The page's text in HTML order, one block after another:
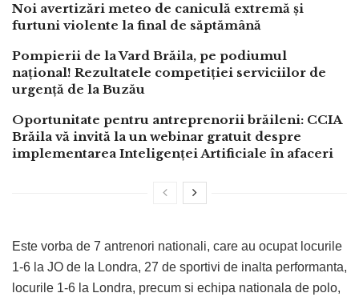
Noi avertizări meteo de caniculă extremă și
furtuni violente la final de săptămână
Pompierii de la Vard Brăila, pe podiumul
național! Rezultatele competiției serviciilor de
urgență de la Buzău
Oportunitate pentru antreprenorii brăileni: CCIA
Brăila vă invită la un webinar gratuit despre
implementarea Inteligenței Artificiale în afaceri
Este vorba de 7 antrenori nationali, care au ocupat locurile
1-6 la JO de la Londra, 27 de sportivi de inalta performanta,
locurile 1-6 la Londra, precum si echipa nationala de polo,